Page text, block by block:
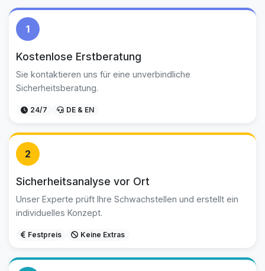
1
Kostenlose Erstberatung
Sie kontaktieren uns für eine unverbindliche
Sicherheitsberatung.
24/7 DE & EN
2
Sicherheitsanalyse vor Ort
Unser Experte prüft Ihre Schwachstellen und erstellt ein
individuelles Konzept.
Festpreis Keine Extras